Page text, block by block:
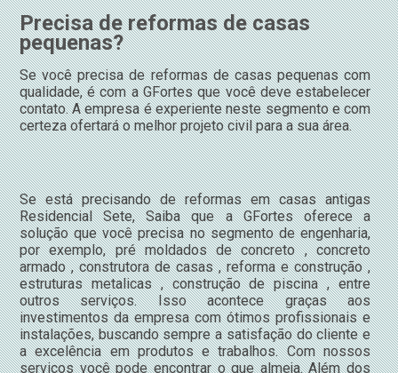
Precisa de reformas de casas
pequenas?
Se você precisa de reformas de casas pequenas com
qualidade, é com a GFortes que você deve estabelecer
contato. A empresa é experiente neste segmento e com
certeza ofertará o melhor projeto civil para a sua área.
Se está precisando de reformas em casas antigas
Residencial Sete, Saiba que a GFortes oferece a
solução que você precisa no segmento de engenharia,
por exemplo, pré moldados de concreto , concreto
armado , construtora de casas , reforma e construção ,
estruturas metalicas , construção de piscina , entre
outros serviços. Isso acontece graças aos
investimentos da empresa com ótimos profissionais e
instalações, buscando sempre a satisfação do cliente e
a excelência em produtos e trabalhos. Com nossos
serviços você pode encontrar o que almeja. Além dos